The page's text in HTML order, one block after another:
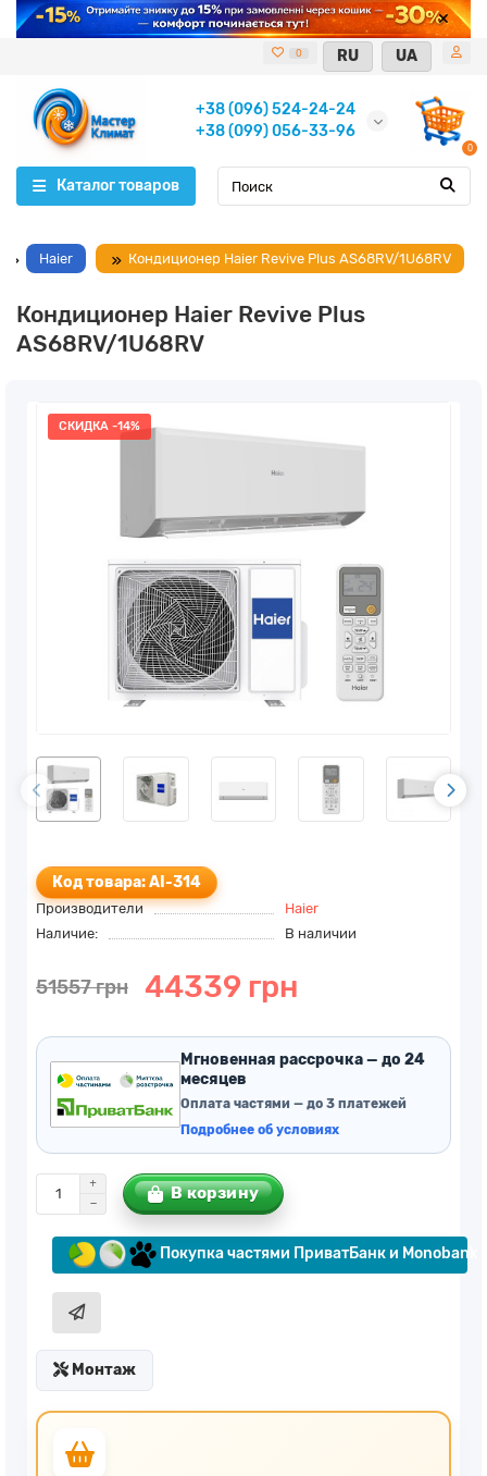
0 RU UA
+38 (096) 524-24-24
+38 (099) 056-33-96
0
Каталог товаров
Haier Кондиционер Haier Revive Plus AS68RV/1U68RV
Кондиционер Haier Revive Plus
AS68RV/1U68RV
СКИДКА -14%
Код товара: AI-314
Производители
Haier
Наличие:
В наличии
51557 грн 44339 грн
Мгновенная рассрочка — до 24
месяцев
Оплата частями — до 3 платежей
Подробнее об условиях
В корзину
Покупка частями ПриватБанк и Monobank
Монтаж